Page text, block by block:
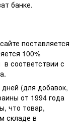
банке.
поставляется
100%
соответствии с
(для добавок,
от 1994 года
что товар,
складе в